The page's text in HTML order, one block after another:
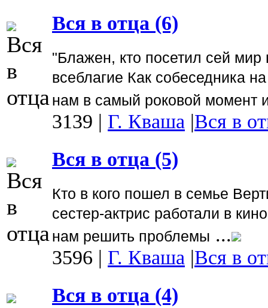
Вся в отца (6)
"Блажен, кто посетил сей мир
всеблагие Как собеседника
нам в самый роковой момент
3139 | Г. Кваша |Вся в
Вся в отца (5)
Кто в кого пошел в семье
сестер-актрис работали в
нам решить проблемы ...
3596 | Г. Кваша |Вся в
Вся в отца (4)